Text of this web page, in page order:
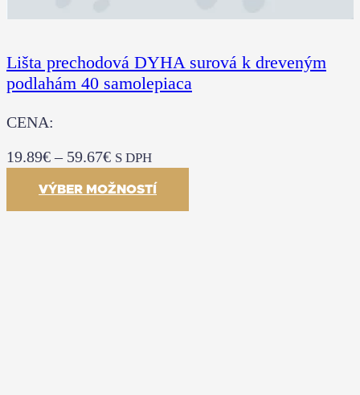
Lišta prechodová DYHA surová k dreveným
podlahám 40 samolepiaca
CENA:
19.89€– 59.67€ S DPH
VÝBER MOŽNOSTÍ